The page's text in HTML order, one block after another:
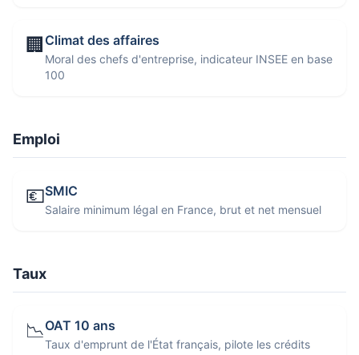
🏢 Climat des affaires
Moral des chefs d'entreprise, indicateur INSEE en base
100
Emploi
💶SMIC
Salaire minimum légal en France, brut et net mensuel
Taux
📉OAT 10 ans
Taux d'emprunt de l'État français, pilote les crédits